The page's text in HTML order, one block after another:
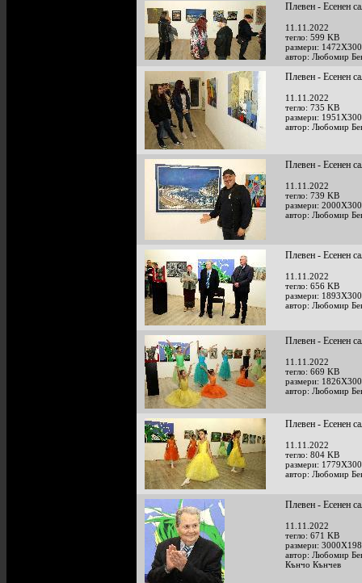
Плевен - Есенен
11.11.2022
тегло: 599 KB
размери:
автор: Любомир
Плевен - Есенен
11.11.2022
тегло: 735 KB
размери:
автор: Любомир
Плевен - Есенен
11.11.2022
тегло: 739 KB
размери:
автор: Любомир
Плевен - Есенен
11.11.2022
тегло: 656 KB
размери:
автор: Любомир
Плевен - Есенен
11.11.2022
тегло: 669 KB
размери:
автор: Любомир
Плевен - Есенен
11.11.2022
тегло: 804 KB
размери:
автор: Любомир
Плевен - Есенен
11.11.2022
тегло: 671 KB
размери:
автор: Любомир
Кънчо Кънчев